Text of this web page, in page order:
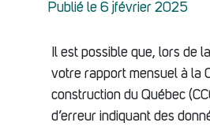
Publié le 6 jfévrier 2025
Il est possible que, lors de
votre rapport mensuel à la
construction du Québec
d’erreur indiquant des